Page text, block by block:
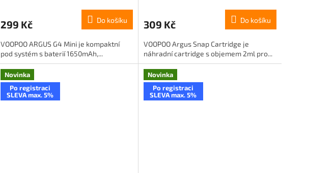
299 Kč Do košíku
VOOPOO ARGUS G4 Mini je kompaktní
pod systém s baterií 1650mAh,...
309 Kč Do košíku
VOOPOO Argus Snap Cartridge je
náhradní cartridge s objemem 2ml pro...
Novinka
Po registraci
SLEVA max. 5%
Novinka
Po registraci
SLEVA max. 5%